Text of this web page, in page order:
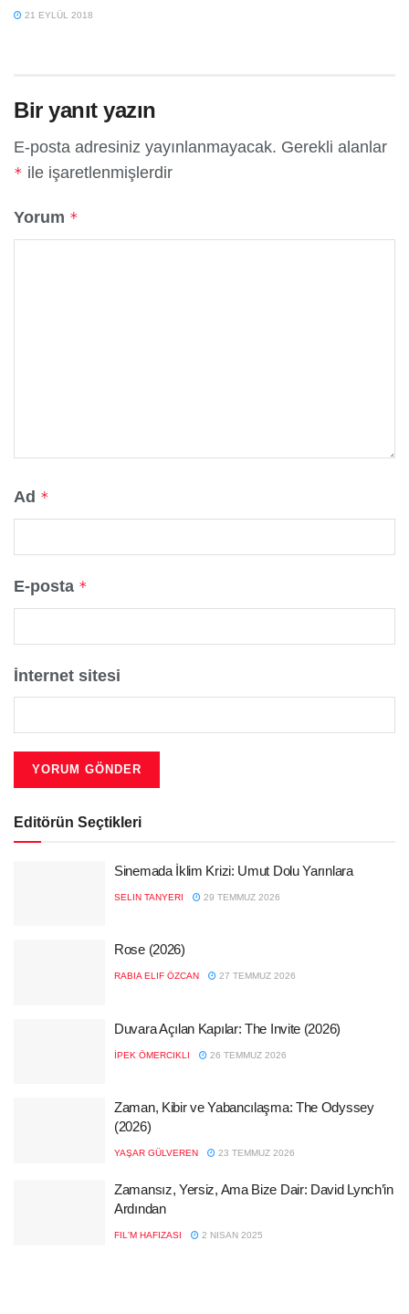
21 EYLÜL 2018
Bir yanıt yazın
E-posta adresiniz yayınlanmayacak. Gerekli alanlar
* ile işaretlenmişlerdir
Yorum *
Ad *
E-posta *
İnternet sitesi
Editörün Seçtikleri
Sinemada İklim Krizi: Umut Dolu Yarınlara
SELIN TANYERI 29 TEMMUZ 2026
Rose (2026)
RABIA ELIF ÖZCAN 27 TEMMUZ 2026
Duvara Açılan Kapılar: The Invite (2026)
İPEK ÖMERCIKLI 26 TEMMUZ 2026
Zaman, Kibir ve Yabancılaşma: The Odyssey
(2026)
YAŞAR GÜLVEREN 23 TEMMUZ 2026
Zamansız, Yersiz, Ama Bize Dair: David Lynch’in
Ardından
FIL'M HAFIZASI 2 NISAN 2025